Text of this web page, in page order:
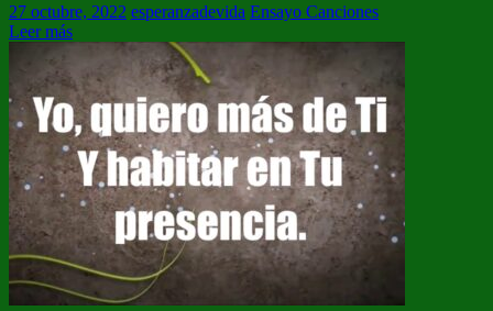
27 octubre, 2022 esperanzadevida Ensayo Canciones
Leer más